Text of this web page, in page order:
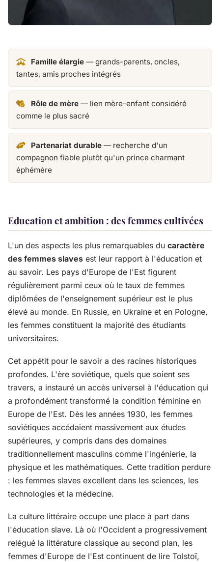
Famille élargie— grands-parents, oncles,
tantes, amis proches intégrés
Rôle de mère— lien mère-enfant considéré
comme le plus sacré
Partenariat durable— recherche d'un
compagnon fiable plutôt qu'un prince charmant
éphémère
Education et ambition : des femmes cultivées
L'un des aspects les plus remarquables du caractère
des femmes slaves est leur rapport à l'éducation et
au savoir. Les pays d'Europe de l'Est figurent
régulièrement parmi ceux où le taux de femmes
diplômées de l'enseignement supérieur est le plus
élevé au monde. En Russie, en Ukraine et en Pologne,
les femmes constituent la majorité des étudiants
universitaires.
Cet appétit pour le savoir a des racines historiques
profondes. L'ère soviétique, quels que soient ses
travers, a instauré un accès universel à l'éducation qui
a profondément transformé la condition féminine en
Europe de l'Est. Dès les années 1930, les femmes
soviétiques accédaient massivement aux études
supérieures, y compris dans des domaines
traditionnellement masculins comme l'ingénierie, la
physique et les mathématiques. Cette tradition perdure
: les femmes slaves excellent dans les sciences, les
technologies et la médecine.
La culture littéraire occupe une place à part dans
l'éducation slave. Là où l'Occident a progressivement
relégué la littérature classique au second plan, les
femmes d'Europe de l'Est continuent de lire Tolstoï,